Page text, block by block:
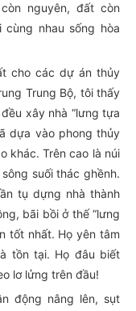
nguyên, đất còn
nhau sống hòa
cho các dự án thủy
Trung Bộ, tôi thấy
xây nhà “lưng tựa
dựa vào phong thủy
khác. Trên cao là núi
suối thác ghềnh.
tụ dựng nhà thành
bãi bồi ở thế “lưng
tốt nhất. Họ yên tâm
tồn tại. Họ đâu biết
lơ lửng trên đầu!
động nâng lên, sụt